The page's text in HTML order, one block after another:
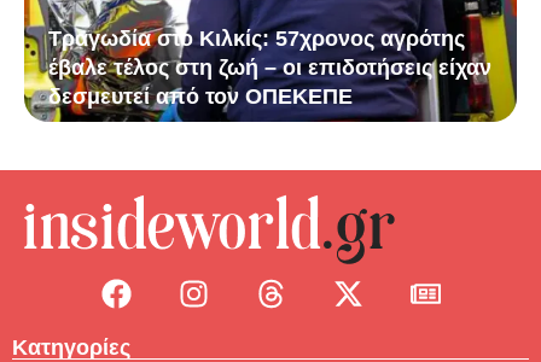
Τραγωδία στο Κιλκίς: 57χρονος αγρότης
έβαλε τέλος στη ζωή – οι επιδοτήσεις είχαν
δεσμευτεί από τον ΟΠΕΚΕΠΕ
Κατηγορίες